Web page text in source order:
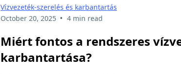
Vízvezeték-szerelés és karbantartás
October 20, 2025 • 4 min read
Miért fontos a rendszeres
karbantartása?